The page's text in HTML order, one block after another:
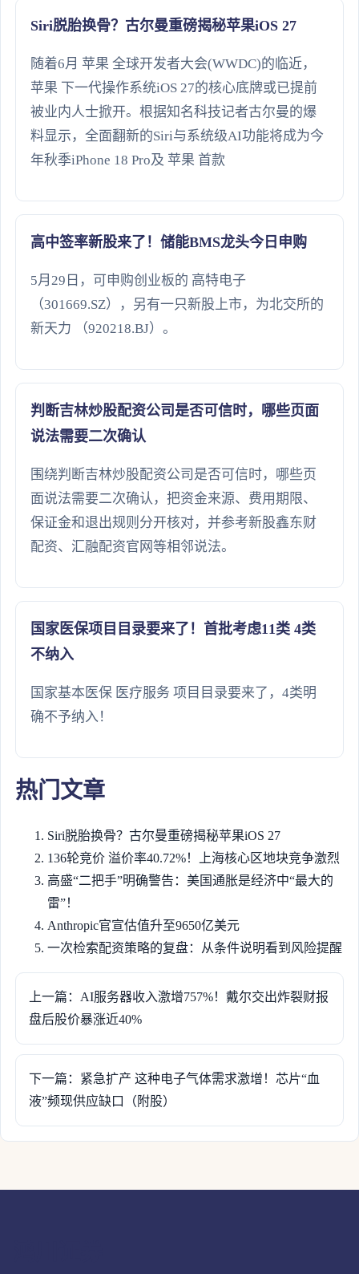
Siri脱胎换骨？古尔曼重磅揭秘苹果iOS 27
随着6月 苹果 全球开发者大会(WWDC)的临近，
苹果 下一代操作系统iOS 27的核心底牌或已提前
被业内人士掀开。根据知名科技记者古尔曼的爆
料显示，全面翻新的Siri与系统级AI功能将成为今
年秋季iPhone 18 Pro及 苹果 首款
高中签率新股来了！储能BMS龙头今日申购
5月29日，可申购创业板的 高特电子
（301669.SZ），另有一只新股上市，为北交所的
新天力 （920218.BJ）。
判断吉林炒股配资公司是否可信时，哪些页面
说法需要二次确认
围绕判断吉林炒股配资公司是否可信时，哪些页
面说法需要二次确认，把资金来源、费用期限、
保证金和退出规则分开核对，并参考新股鑫东财
配资、汇融配资官网等相邻说法。
国家医保项目目录要来了！首批考虑11类 4类
不纳入
国家基本医保 医疗服务 项目目录要来了，4类明
确不予纳入！
热门文章
Siri脱胎换骨？古尔曼重磅揭秘苹果iOS 27
136轮竞价 溢价率40.72%！上海核心区地块竞争激烈
高盛“二把手”明确警告：美国通胀是经济中“最大的
雷”！
Anthropic官宣估值升至9650亿美元
一次检索配资策略的复盘：从条件说明看到风险提醒
上一篇：AI服务器收入激增757%！戴尔交出炸裂财报
盘后股价暴涨近40%
下一篇：紧急扩产 这种电子气体需求激增！芯片“血
液”频现供应缺口（附股）